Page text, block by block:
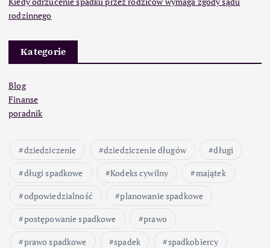
rodzinnego
Kategorie
Blog
Finanse
poradnik
dziedziczenie dziedziczenie długów
długi
długi spadkowe
Kodeks cywilny
majątek
odpowiedzialność
planowanie spadkowe
postępowanie spadkowe
prawo
prawo spadkowe
spadek
spadkobiercy